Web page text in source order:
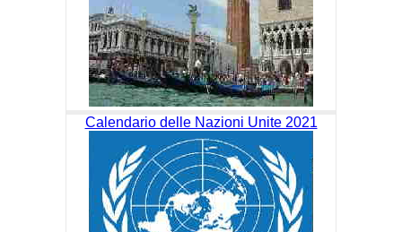
Calendario delle Nazioni Unite 2021